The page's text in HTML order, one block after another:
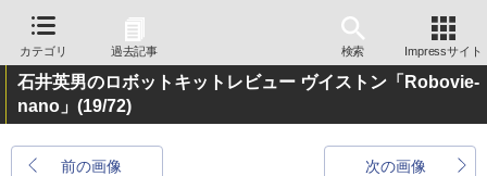
カテゴリ 過去記事 検索 Impressサイト
石井英男のロボットキットレビュー ヴイストン「Robovie-
nano」 (19/72)
前の画像 次の画像